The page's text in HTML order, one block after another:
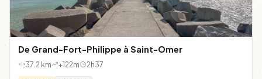
De Grand-Fort-Philippe à Saint-Omer
37.2 km +122m 2h37